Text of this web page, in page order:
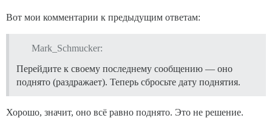
Вот мои комментарии к предыдущим ответам:
Mark_Schmucker:
Перейдите к своему последнему сообщению — оно
поднято (раздражает). Теперь сбросьте дату поднятия.
Хорошо, значит, оно всё равно поднято. Это не решение.